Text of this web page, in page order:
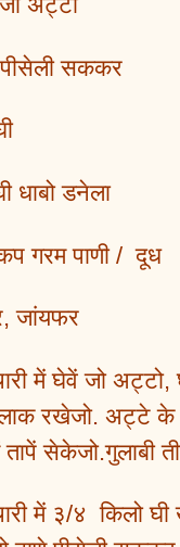
अट्टो
सककर
धाबो डनेला
गरम पाणी / दूध
जांयफर
में घेवें जो
रखेजो. अट्टे के
तापें सेकेजो.गुलाबी
में ३/४ किलो